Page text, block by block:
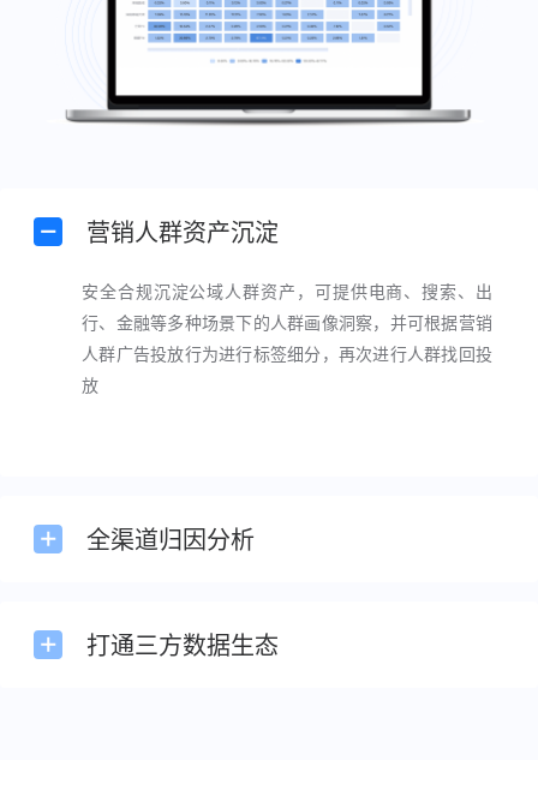
营销人群资产沉淀
安全合规沉淀公域人群资产，可提供电商、搜索、出
行、金融等多种场景下的人群画像洞察，并可根据营销
人群广告投放行为进行标签细分，再次进行人群找回投
放
全渠道归因分析
打通三方数据生态